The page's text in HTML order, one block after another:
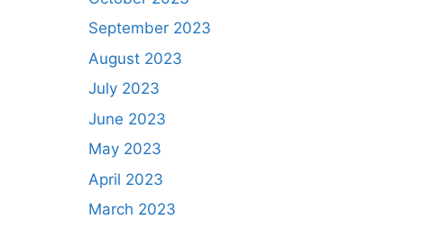
September 2023
August 2023
July 2023
June 2023
May 2023
April 2023
March 2023